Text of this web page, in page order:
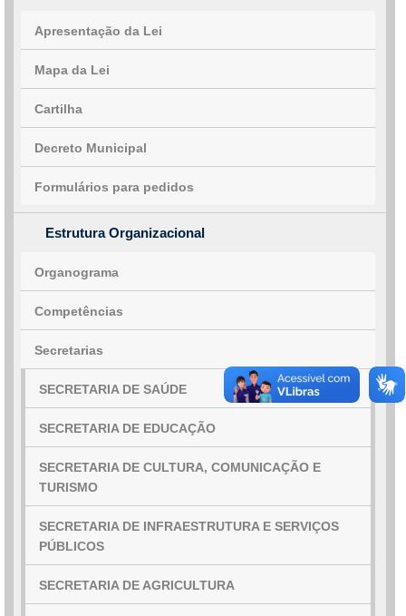
Apresentação da Lei
Mapa da Lei
Cartilha
Decreto Municipal
Formulários para pedidos
Estrutura Organizacional
Organograma
Competências
Secretarias
SECRETARIA DE SAÚDE
SECRETARIA DE EDUCAÇÃO
SECRETARIA DE CULTURA, COMUNICAÇÃO E
TURISMO
SECRETARIA DE INFRAESTRUTURA E SERVIÇOS
PÚBLICOS
SECRETARIA DE AGRICULTURA